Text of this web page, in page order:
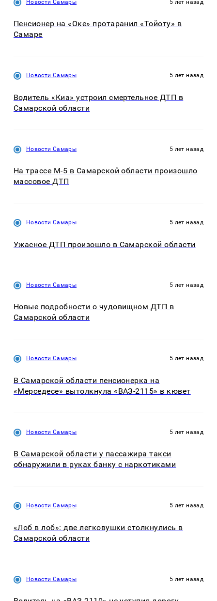
Новости Самары 5 лет назад
Пенсионер на «Оке» протаранил «Тойоту» в
Самаре
Новости Самары 5 лет назад
Водитель «Киа» устроил смертельное ДТП в
Самарской области
Новости Самары 5 лет назад
На трассе М-5 в Самарской области произошло
массовое ДТП
Новости Самары 5 лет назад
Ужасное ДТП произошло в Самарской области
Новости Самары 5 лет назад
Новые подробности о чудовищном ДТП в
Самарской области
Новости Самары 5 лет назад
В Самарской области пенсионерка на
«Мерседесе» вытолкнула «ВАЗ-2115» в кювет
Новости Самары 5 лет назад
В Самарской области у пассажира такси
обнаружили в руках банку с наркотиками
Новости Самары 5 лет назад
«Лоб в лоб»: две легковушки столкнулись в
Самарской области
Новости Самары 5 лет назад